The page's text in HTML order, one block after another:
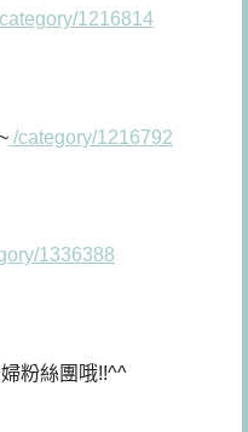
1216814
/category/1216792
1336388
粉絲團哦!!^^